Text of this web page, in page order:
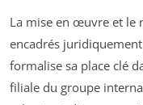
La mise en œuvre et le
encadrés
formalise sa place clé
filiale du groupe